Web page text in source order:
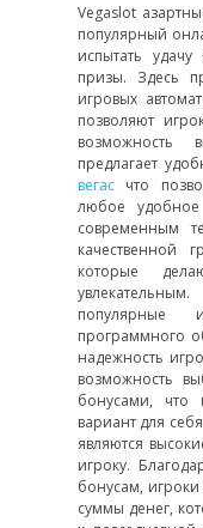
Vegaslot
популярный
испытать
призы. Здесь
игровых
позволяют
возможность
предлагает
вегас что
любое
современным
качественной
которые
популярные
программного
надежность
возможность
бонусами, что
вариант для
являются
игроку.
бонусам,
суммы денег,